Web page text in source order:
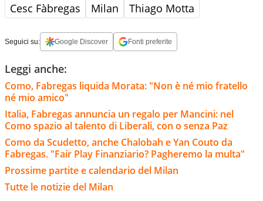
Cesc Fàbregas Milan Thiago Motta
Seguici su: Google Discover Fonti preferite
Leggi anche:
Como, Fabregas liquida Morata: "Non è né mio fratello
né mio amico"
Italia, Fabregas annuncia un regalo per Mancini: nel
Como spazio al talento di Liberali, con o senza Paz
Como da Scudetto, anche Chalobah e Yan Couto da
Fabregas. "Fair Play Finanziario? Pagheremo la multa"
Prossime partite e calendario del Milan
Tutte le notizie del Milan